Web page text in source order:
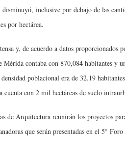
inclusive por debajo de las
por hectárea.
y, de acuerdo a datos proporcionados
contaba con 870,084 habitantes y
poblacional era de 32.19
con 2 mil hectáreas de suelo
de Arquitectura reunirán los proyectos
que serán presentadas en el 5°